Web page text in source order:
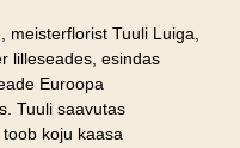
meisterflorist Tuuli Luiga,
lilleseades, esindas
Euroopa
Tuuli saavutas
koju kaasa